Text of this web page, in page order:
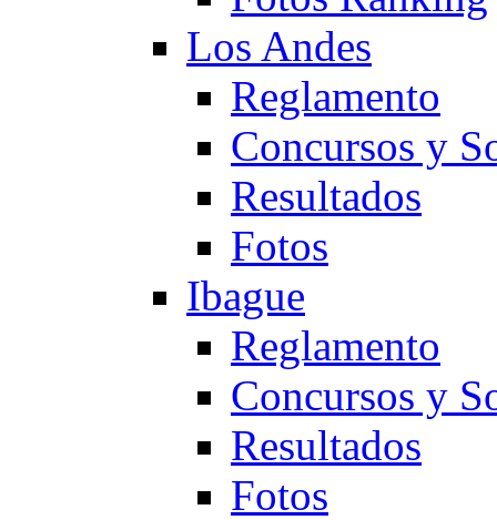
Los Andes
Reglamento
Concursos y
Resultados
Fotos
Ibague
Reglamento
Concursos y
Resultados
Fotos